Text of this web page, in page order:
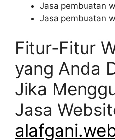
Jasa pembuatan
Jasa pembuatan
Fitur-Fitur
yang Anda
Jika
Jasa